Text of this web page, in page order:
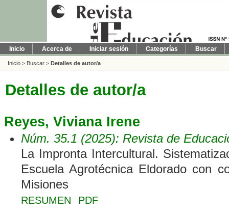
Inicio Acerca de Iniciar sesión Categorías Buscar
Inicio > Buscar > Detalles de autor/a
Detalles de autor/a
Reyes, Viviana Irene
Núm. 35.1 (2025): Revista de
La Impronta Intercultural.
Escuela Agrotécnica Eldorado con
Misiones
RESUMEN PDF